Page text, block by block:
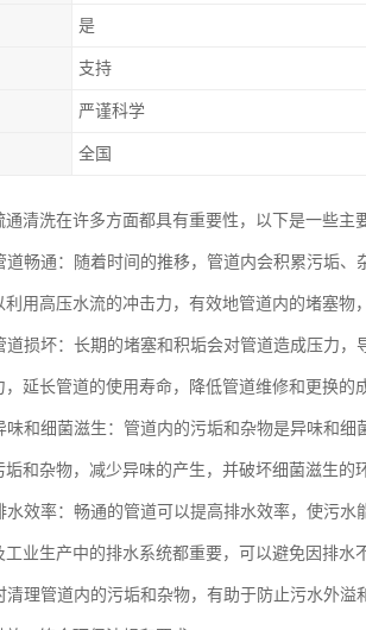
是
支持
严谨科学
全国
通清洗在许多方面都具有重要性，以下是一些主
道畅通：随着时间的推移，管道内会积累污垢
利用高压水流的冲击力，有效地管道内的堵塞物
道损坏：长期的堵塞和积垢会对管道造成压力
，延长管道的使用寿命，降低管道维修和更换的
味和细菌滋生：管道内的污垢和杂物是异味和
垢和杂物，减少异味的产生，并破坏细菌滋生的
水效率：畅通的管道可以提高排水效率，使污
工业生产中的排水系统都重要，可以避免因排水
清理管道内的污垢和杂物，有助于防止污水外